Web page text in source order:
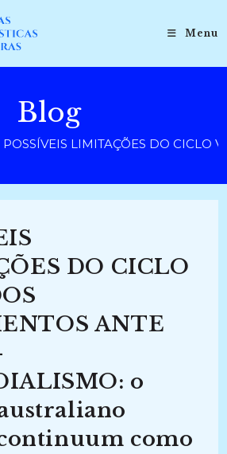
Menu
Blog
POSSÍVEIS LIMITAÇÕES DO
DO CICLO
ANTE
o
como